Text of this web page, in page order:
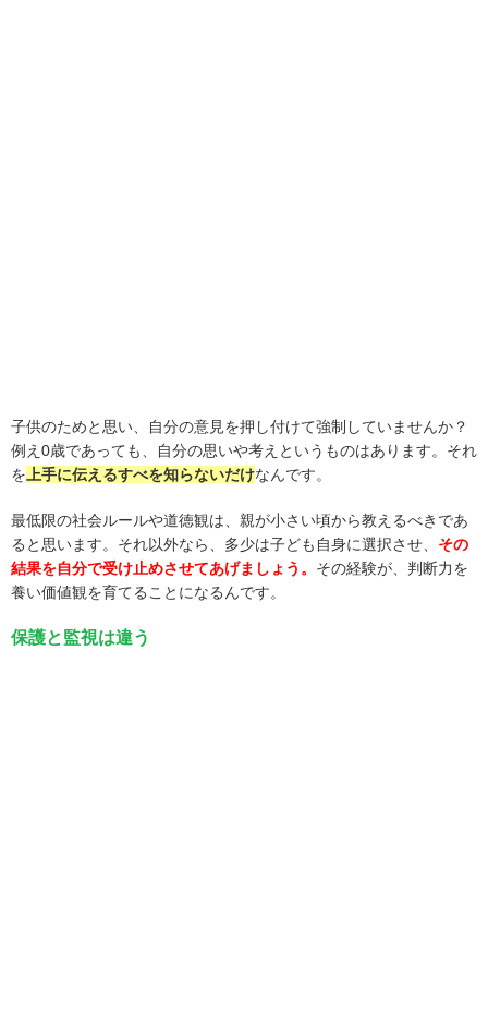
子供のためと思い、自分の意見を押し付けて強制していませんか？
例え0歳であっても、自分の思いや考えというものはあります。それ
を 上手に伝えるすべを知らないだけなんです。
最低限の社会ルールや道徳観は、親が小さい頃から教えるべきであ
ると思います。それ以外なら、多少は子ども自身に選択させ、 その
結果を自分で受け止めさせてあげましょう。 その経験が、判断力を
養い価値観を育てることになるんです。
保護と監視は違う